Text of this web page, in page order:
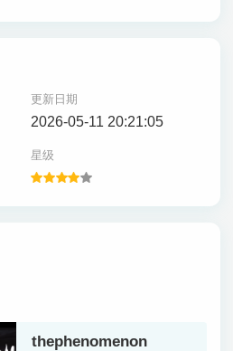
更新日期
2026-05-11 20:21:05
星级
thephenomenon